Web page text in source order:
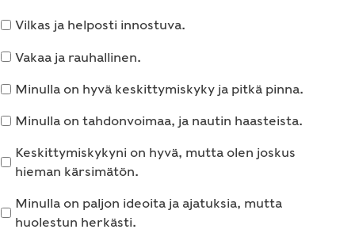
Vilkas ja helposti innostuva.
Vakaa ja rauhallinen.
Minulla on hyvä keskittymiskyky ja pitkä pinna.
Minulla on tahdonvoimaa, ja nautin haasteista.
Keskittymiskykyni on hyvä, mutta olen joskus
hieman kärsimätön.
Minulla on paljon ideoita ja ajatuksia, mutta
huolestun herkästi.